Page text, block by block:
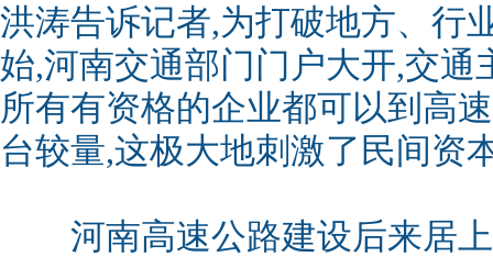
洪涛告诉记者,为打破地方、行
始,河南交通部门门户大开,交通
所有有资格的企业都可以到高
台较量,这极大地刺激了民间资
河南高速公路建设后来居上